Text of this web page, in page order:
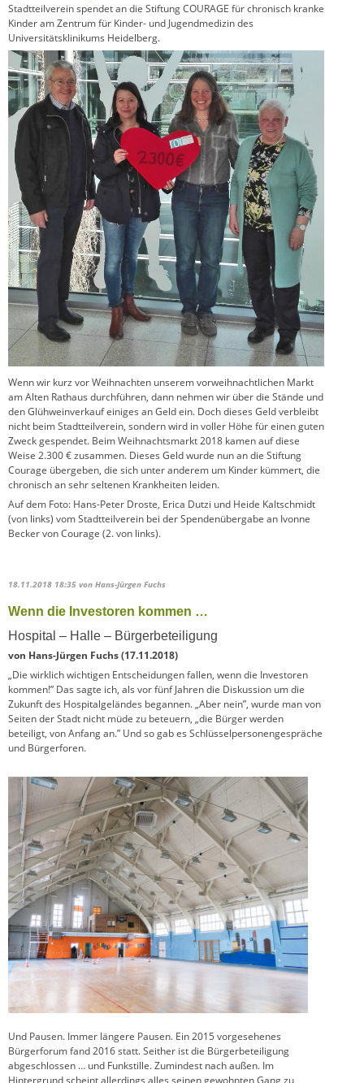
Stadtteilverein spendet an die Stiftung COURAGE für chronisch kranke
Kinder am Zentrum für Kinder- und Jugendmedizin des
Universitätsklinikums Heidelberg.
Wenn wir kurz vor Weihnachten unserem vorweihnachtlichen Markt
am Alten Rathaus durchführen, dann nehmen wir über die Stände und
den Glühweinverkauf einiges an Geld ein. Doch dieses Geld verbleibt
nicht beim Stadtteilverein, sondern wird in voller Höhe für einen guten
Zweck gespendet. Beim Weihnachtsmarkt 2018 kamen auf diese
Weise 2.300 € zusammen. Dieses Geld wurde nun an die Stiftung
Courage übergeben, die sich unter anderem um Kinder kümmert, die
chronisch an sehr seltenen Krankheiten leiden.
Auf dem Foto: Hans-Peter Droste, Erica Dutzi und Heide Kaltschmidt
(von links) vom Stadtteilverein bei der Spendenübergabe an Ivonne
Becker von Courage (2. von links).
18.11.2018 18:35 von Hans-Jürgen Fuchs
Wenn die Investoren kommen …
Hospital – Halle – Bürgerbeteiligung
von Hans-Jürgen Fuchs (17.11.2018)
„Die wirklich wichtigen Entscheidungen fallen, wenn die Investoren
kommen!” Das sagte ich, als vor fünf Jahren die Diskussion um die
Zukunft des Hospitalgeländes begannen. „Aber nein”, wurde man von
Seiten der Stadt nicht müde zu beteuern, „die Bürger werden
beteiligt, von Anfang an.” Und so gab es Schlüsselpersonengespräche
und Bürgerforen.
Und Pausen. Immer längere Pausen. Ein 2015 vorgesehenes
Bürgerforum fand 2016 statt. Seither ist die Bürgerbeteiligung
abgeschlossen … und Funkstille. Zumindest nach außen. Im